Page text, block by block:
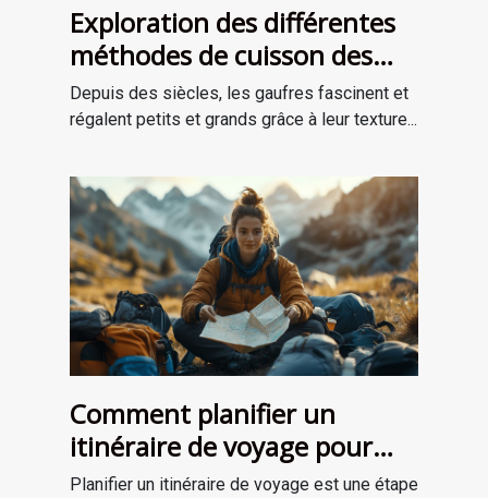
Exploration des différentes
méthodes de cuisson des
gaufres à travers les âges
Depuis des siècles, les gaufres fascinent et
régalent petits et grands grâce à leur texture...
Comment planifier un
itinéraire de voyage pour
une aventure mémorable
Planifier un itinéraire de voyage est une étape